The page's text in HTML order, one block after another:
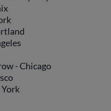
- Chicago
York